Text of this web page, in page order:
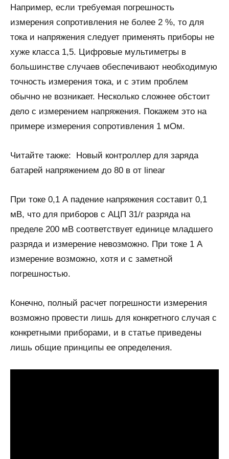
Например, если требуемая погрешность
измерения сопротивления не более 2 %, то для
тока и напряжения следует применять приборы не
хуже класса 1,5. Цифровые мультиметры в
большинстве случаев обеспечивают необходимую
точность измерения тока, и с этим проблем
обычно не возникает. Несколько сложнее обстоит
дело с измерением напряжения. Покажем это на
примере измерения сопротивления 1 мОм.
Читайте также:
Новый контроллер для заряда
батарей напряжением до 80 в от linear
При токе 0,1 А падение напряжения составит 0,1
мВ, что для приборов с АЦП 31/г разряда на
пределе 200 мВ соответствует единице младшего
разряда и измерение невозможно. При токе 1 А
измерение возможно, хотя и с заметной
погрешностью.
Конечно, полный расчет погрешности измерения
возможно провести лишь для конкретного случая с
конкретными приборами, и в статье приведены
лишь общие принципы ее определения.